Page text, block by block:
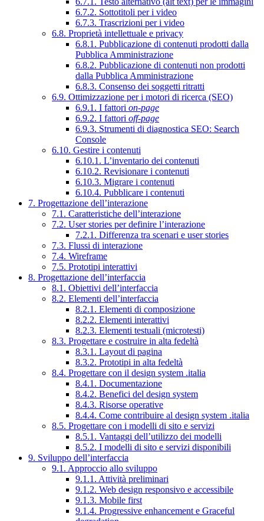
6.7.2. Sottotitoli per i video
6.7.3. Trascrizioni per i video
6.8. Proprietà intellettuale e privacy
6.8.1. Pubblicazione di contenuti prodotti dalla
Pubblica Amministrazione
6.8.2. Pubblicazione di contenuti non prodotti
dalla Pubblica Amministrazione
6.8.3. Consenso dei soggetti ritratti
6.9. Ottimizzazione per i motori di ricerca (SEO)
6.9.1. I fattori on-page
6.9.2. I fattori off-page
6.9.3. Strumenti di diagnostica SEO: Search
Console
6.10. Gestire i contenuti
6.10.1. L’inventario dei contenuti
6.10.2. Revisionare i contenuti
6.10.3. Migrare i contenuti
6.10.4. Pubblicare i contenuti
7. Progettazione dell’interazione
7.1. Caratteristiche dell’interazione
7.2. User stories per definire l’interazione
7.2.1. Differenza tra scenari e user stories
7.3. Flussi di interazione
7.4. Wireframe
7.5. Prototipi interattivi
8. Progettazione dell’interfaccia
8.1. Obiettivi dell’interfaccia
8.2. Elementi dell’interfaccia
8.2.1. Elementi di composizione
8.2.2. Elementi interattivi
8.2.3. Elementi testuali (microtesti)
8.3. Progettare e costruire in alta fedeltà
8.3.1. Layout di pagina
8.3.2. Prototipi in alta fedeltà
8.4. Progettare con il design system .italia
8.4.1. Documentazione
8.4.2. Benefici del design system
8.4.3. Risorse operative
8.4.4. Come contribuire al design system .italia
8.5. Progettare con i modelli di sito e servizi
8.5.1. Vantaggi dell’utilizzo dei modelli
8.5.2. I modelli di sito e servizi disponibili
9. Sviluppo dell’interfaccia
9.1. Approccio allo sviluppo
9.1.1. Attività preliminari
9.1.2. Web design responsivo e accessibile
9.1.3. Mobile first
9.1.4. Progressive enhancement e Graceful